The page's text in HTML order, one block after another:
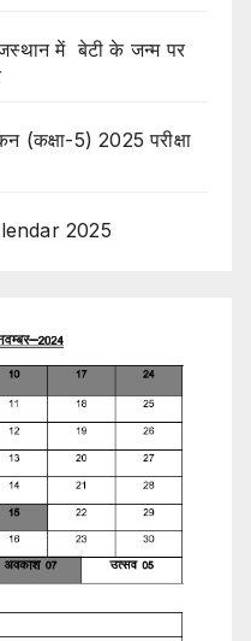
में बेटी के जन्म पर
(कक्षा-5) 2025 परीक्षा
2025